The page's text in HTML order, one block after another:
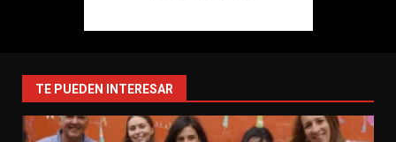
TE PUEDEN INTERESAR